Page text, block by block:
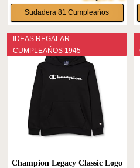
Sudadera 81 Cumpleaños
IDEAS REGALAR
CUMPLEAÑOS 1945
Champion Legacy Classic Logo